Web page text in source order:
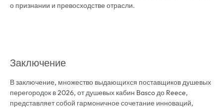
о признании и превосходстве отрасли.
Заключение
В заключение, множество выдающихся поставщиков душевых
перегородок в 2026, от душевых кабин Basco до Reece,
представляет собой гармоничное сочетание инноваций,